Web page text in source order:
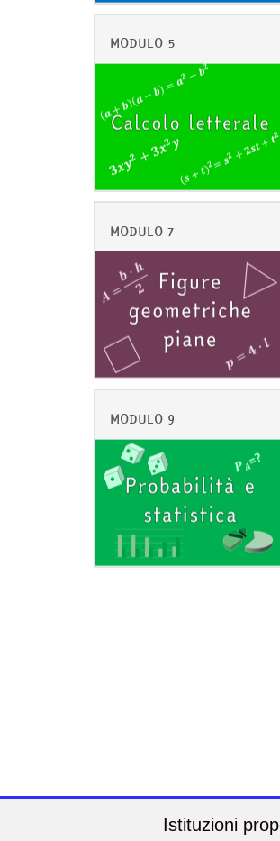
MODULO 5
MODULO 7
MODULO 9
Istituzioni